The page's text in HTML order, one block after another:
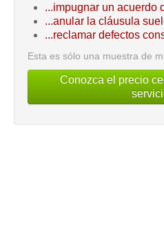
...impugnar un acuerdo
...anular la cláusula
...reclamar defectos
Esta es sólo una muestra de
Conozca el precio